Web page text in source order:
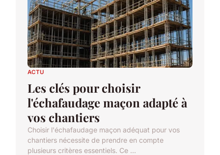
ACTU
Les clés pour choisir
l'échafaudage maçon adapté à
vos chantiers
Choisir l'échafaudage maçon adéquat pour vos
chantiers nécessite de prendre en compte
plusieurs critères essentiels. Ce ...